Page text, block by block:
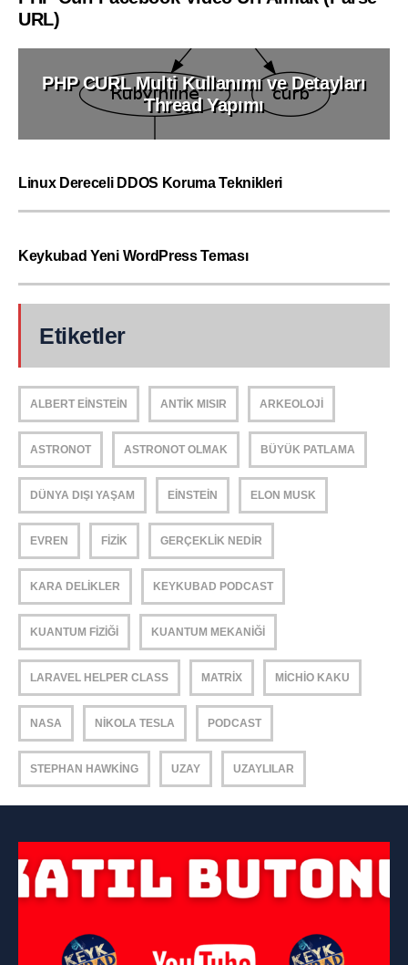
URL)
PHP CURL Multi Kullanımı ve Detayları
Thread Yapımı
Linux Dereceli DDOS Koruma Teknikleri
Keykubad Yeni WordPress Teması
Etiketler
ALBERT EINSTEIN ANTIK MISIR ARKEOLOJI
ASTRONOT ASTRONOT OLMAK BÜYÜK PATLAMA
DÜNYA DIŞI YAŞAM EINSTEIN ELON MUSK
EVREN FIZIK GERÇEKLIK NEDIR
KARA DELIKLER KEYKUBAD PODCAST
KUANTUM FIZIĞI KUANTUM MEKANIĞI
LARAVEL HELPER CLASS MATRIX MICHIO KAKU
NASA NIKOLA TESLA PODCAST
STEPHAN HAWKING UZAY UZAYLILAR